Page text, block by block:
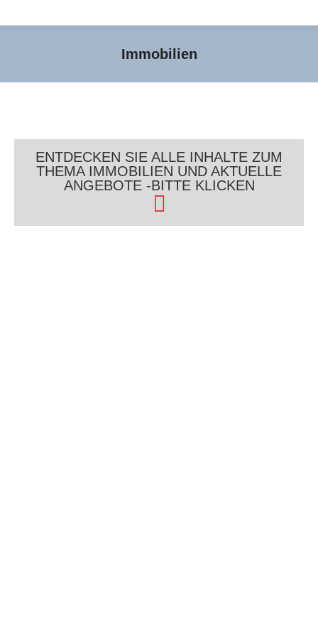
Immobilien
ENTDECKEN SIE ALLE INHALTE ZUM
THEMA IMMOBILIEN UND AKTUELLE
ANGEBOTE -BITTE KLICKEN